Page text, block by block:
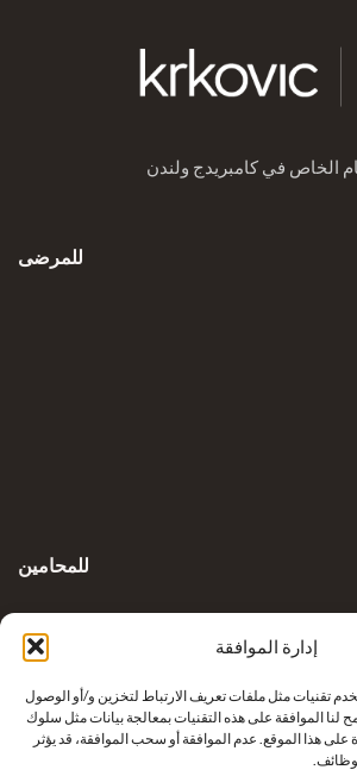
إدارة الموافقة
تقنيات مثل ملفات تعريف الارتباط لتخزين و/أو الوصول
الموافقة على هذه التقنيات بمعالجة بيانات مثل سلوك
على هذا الموقع. عدم الموافقة أو سحب الموافقة، قد يؤثر
الخاص في كامبريدج ولندن
للمرضى
للمحامين